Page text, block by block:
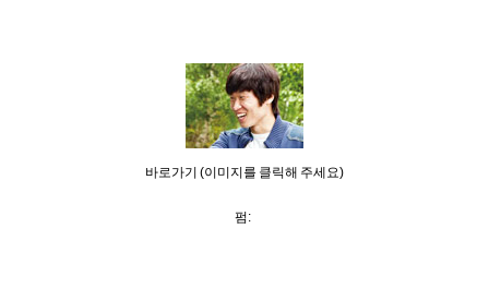
바로가기 (이미지를 클릭해 주세요)
펌: